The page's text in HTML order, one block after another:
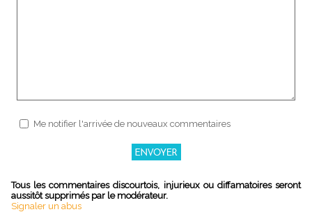
Me notifier l'arrivée de nouveaux commentaires
Tous les commentaires discourtois, injurieux ou diffamatoires seront
aussitôt supprimés par le modérateur.
Signaler un abus